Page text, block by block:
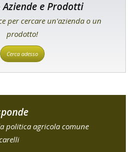
Aziende e Prodotti
per cercare un'azienda o un
prodotto!
Cerca adesso
politica agricola comune